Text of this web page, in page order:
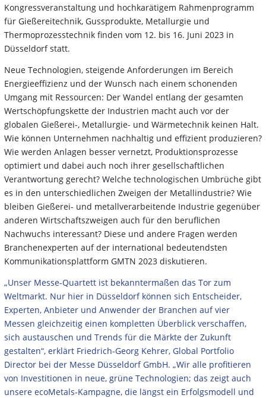
Kongressveranstaltung und hochkarätigem Rahmenprogramm
für Gießereitechnik, Gussprodukte, Metallurgie und
Thermoprozesstechnik finden vom 12. bis 16. Juni 2023 in
Düsseldorf statt.
Neue Technologien, steigende Anforderungen im Bereich
Energieeffizienz und der Wunsch nach einem schonenden
Umgang mit Ressourcen: Der Wandel entlang der gesamten
Wertschöpfungskette der Industrien macht auch vor der
globalen Gießerei-, Metallurgie- und Wärmetechnik keinen Halt.
Wie können Unternehmen nachhaltig und effizient produzieren?
Wie werden Anlagen besser vernetzt, Produktionsprozesse
optimiert und dabei auch noch ihrer gesellschaftlichen
Verantwortung gerecht? Welche technologischen Umbrüche gibt
es in den unterschiedlichen Zweigen der Metallindustrie? Wie
bleiben Gießerei- und metallverarbeitende Industrie gegenüber
anderen Wirtschaftszweigen auch für den beruflichen
Nachwuchs interessant? Diese und andere Fragen werden
Branchenexperten auf der international bedeutendsten
Kommunikationsplattform GMTN 2023 diskutieren.
„Unser Messe-Quartett ist bekanntermaßen das Tor zum
Weltmarkt. Nur hier in Düsseldorf können sich Entscheider,
Experten, Anbieter und Anwender der Branchen auf vier
Messen gleichzeitig einen kompletten Überblick verschaffen,
sich austauschen und Trends für die Märkte der Zukunft
gestalten“, erklärt Friedrich-Georg Kehrer, Global Portfolio
Director bei der Messe Düsseldorf GmbH. „Wir alle profitieren
von Investitionen in neue, grüne Technologien; das zeigt auch
unsere ecoMetals-Kampagne, die längst ein Erfolgsmodell und